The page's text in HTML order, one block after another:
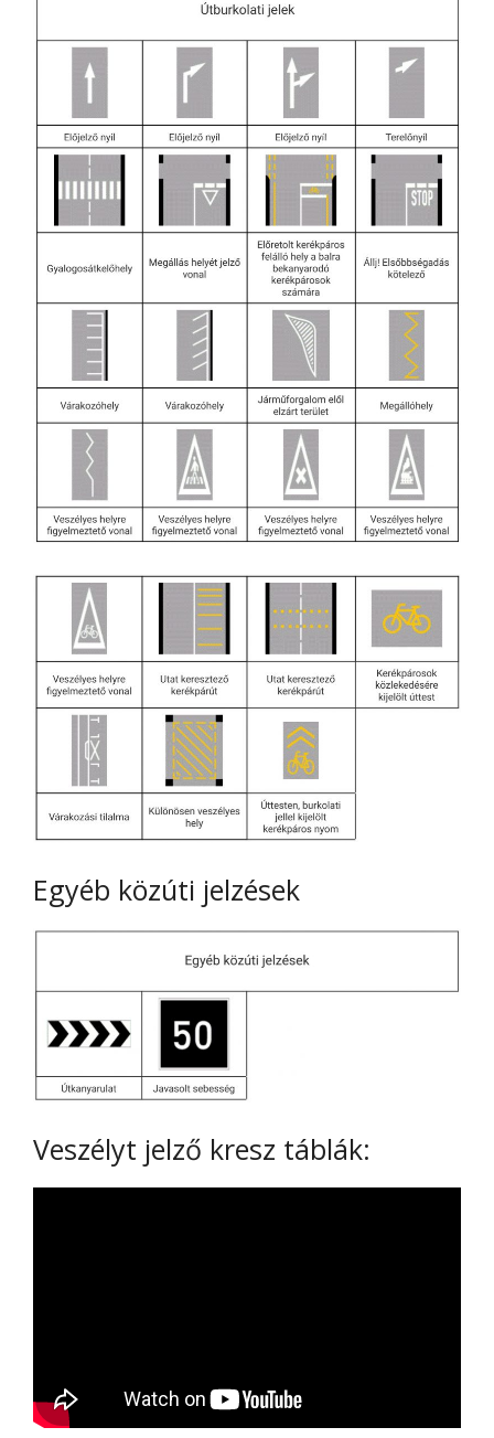
Egyéb közúti jelzések
Veszélyt jelző kresz táblák: